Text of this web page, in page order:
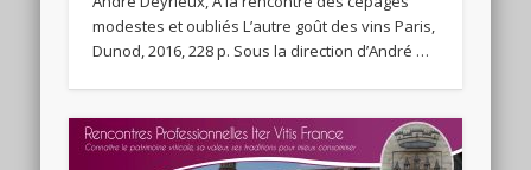
modestes et oubliés L’autre goût des vins Paris,
Dunod, 2016, 228 p. Sous la direction d’André …